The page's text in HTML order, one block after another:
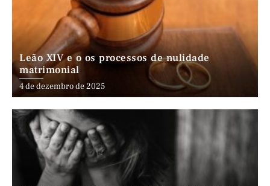
Leão XIV e o os processos de nulidade
matrimonial
4 de dezembro de 2025